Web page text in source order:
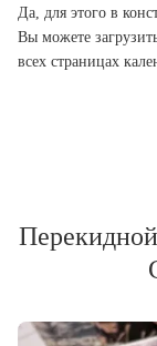
Да, для этого в
Вы можете
всех страницах